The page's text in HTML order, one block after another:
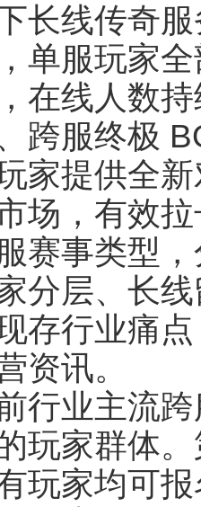
传奇服务
单服玩家
在线人数
跨服终极
家提供全
场，有效
赛事类型
分层、长
存行业痛
资讯。
主流跨服
玩家群体
玩家均可